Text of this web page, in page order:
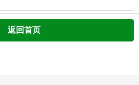
返回首页